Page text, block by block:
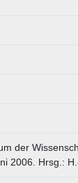
der
2006. Hrsg.: